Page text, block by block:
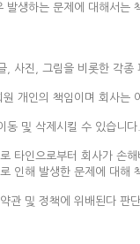
발생하는 문제에 대해서는
, 사진, 그림을 비롯한 각
개인의 책임이며 회사는
동 및 삭제시킬 수 있습니다.
타인으로부터 회사가 손
인해 발생한 문제에 대해
관 및 정책에 위배된다